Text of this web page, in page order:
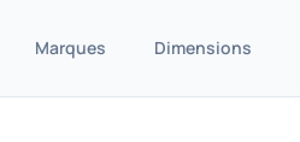
Marques Dimensions